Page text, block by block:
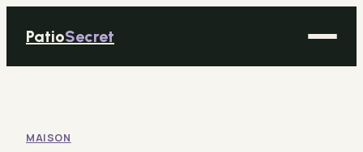
PatioSecret
Bricolage
MAISON